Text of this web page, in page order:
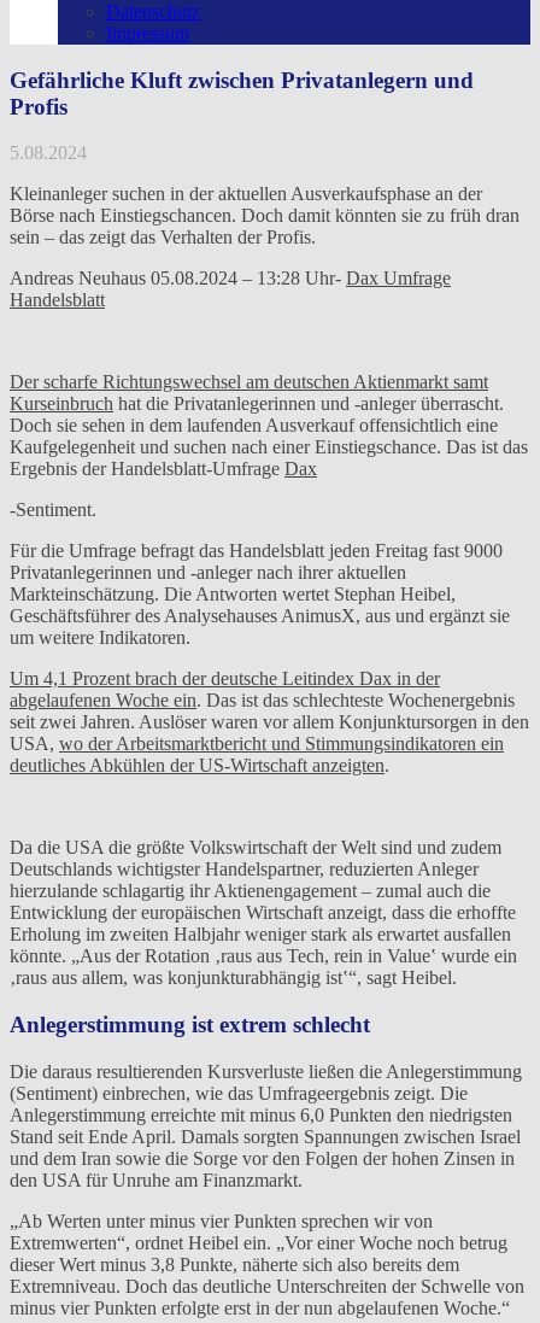
Datenschutz
Impressum
Gefährliche Kluft zwischen Privatanlegern und
Profis
5.08.2024
Kleinanleger suchen in der aktuellen Ausverkaufsphase an der
Börse nach Einstiegschancen. Doch damit könnten sie zu früh dran
sein – das zeigt das Verhalten der Profis.
Andreas Neuhaus 05.08.2024 – 13:28 Uhr- Dax Umfrage
Handelsblatt
Der scharfe Richtungswechsel am deutschen Aktienmarkt samt
Kurseinbruch hat die Privatanlegerinnen und -anleger überrascht.
Doch sie sehen in dem laufenden Ausverkauf offensichtlich eine
Kaufgelegenheit und suchen nach einer Einstiegschance. Das ist das
Ergebnis der Handelsblatt-Umfrage Dax
-Sentiment.
Für die Umfrage befragt das Handelsblatt jeden Freitag fast 9000
Privatanlegerinnen und -anleger nach ihrer aktuellen
Markteinschätzung. Die Antworten wertet Stephan Heibel,
Geschäftsführer des Analysehauses AnimusX, aus und ergänzt sie
um weitere Indikatoren.
Um 4,1 Prozent brach der deutsche Leitindex Dax in der
abgelaufenen Woche ein. Das ist das schlechteste Wochenergebnis
seit zwei Jahren. Auslöser waren vor allem Konjunktursorgen in den
USA, wo der Arbeitsmarktbericht und Stimmungsindikatoren ein
deutliches Abkühlen der US-Wirtschaft anzeigten.
Da die USA die größte Volkswirtschaft der Welt sind und zudem
Deutschlands wichtigster Handelspartner, reduzierten Anleger
hierzulande schlagartig ihr Aktienengagement – zumal auch die
Entwicklung der europäischen Wirtschaft anzeigt, dass die erhoffte
Erholung im zweiten Halbjahr weniger stark als erwartet ausfallen
könnte. „Aus der Rotation ‚raus aus Tech, rein in Value‛ wurde ein
‚raus aus allem, was konjunkturabhängig ist‛“, sagt Heibel.
Anlegerstimmung ist extrem schlecht
Die daraus resultierenden Kursverluste ließen die Anlegerstimmung
(Sentiment) einbrechen, wie das Umfrageergebnis zeigt. Die
Anlegerstimmung erreichte mit minus 6,0 Punkten den niedrigsten
Stand seit Ende April. Damals sorgten Spannungen zwischen Israel
und dem Iran sowie die Sorge vor den Folgen der hohen Zinsen in
den USA für Unruhe am Finanzmarkt.
„Ab Werten unter minus vier Punkten sprechen wir von
Extremwerten“, ordnet Heibel ein. „Vor einer Woche noch betrug
dieser Wert minus 3,8 Punkte, näherte sich also bereits dem
Extremniveau. Doch das deutliche Unterschreiten der Schwelle von
minus vier Punkten erfolgte erst in der nun abgelaufenen Woche.“